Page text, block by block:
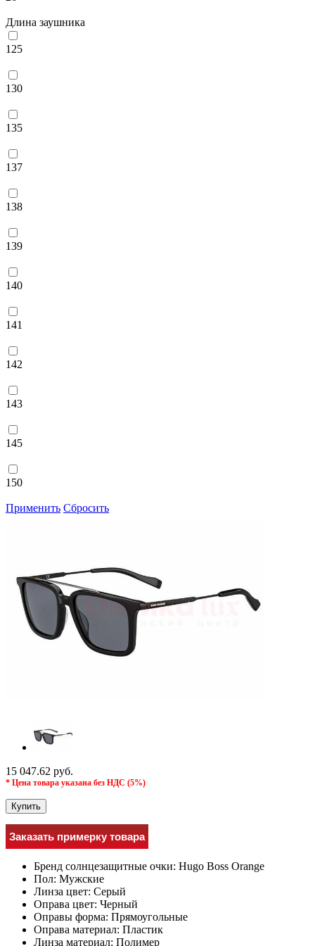
Длина заушника
125
130
135
137
138
139
140
141
142
143
145
150
Применить Сбросить
15 047.62 руб.
* Цена товара указана без НДС (5%)
Купить
Заказать примерку товара
Бренд солнцезащитные очки: Hugo Boss Orange
Пол: Мужcкие
Линза цвет: Серый
Оправа цвет: Черный
Оправы форма: Прямоугольные
Оправа материал: Пластик
Линза материал: Полимер